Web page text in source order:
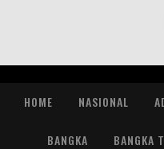
HOME NASIONAL
BANGKA BANGKA